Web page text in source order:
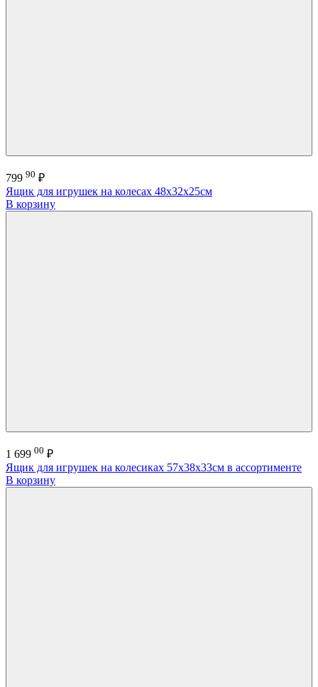
799 90 ₽
Ящик для игрушек на колесах 48х32х25см
В корзину
1 699 00 ₽
Ящик для игрушек на колесиках 57х38х33см в ассортименте
В корзину